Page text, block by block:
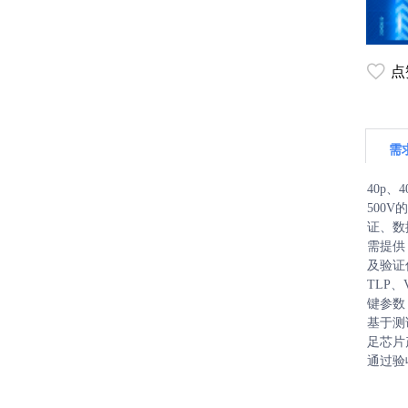
需
40p、
500V
证、
需提
及验
TLP、
键参
基于测
足芯
通过